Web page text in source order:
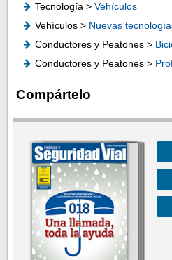
Tecnología > Vehículos
Vehículos > Nuevas
Conductores y Peatones >
Conductores y Peatones >
Compártelo